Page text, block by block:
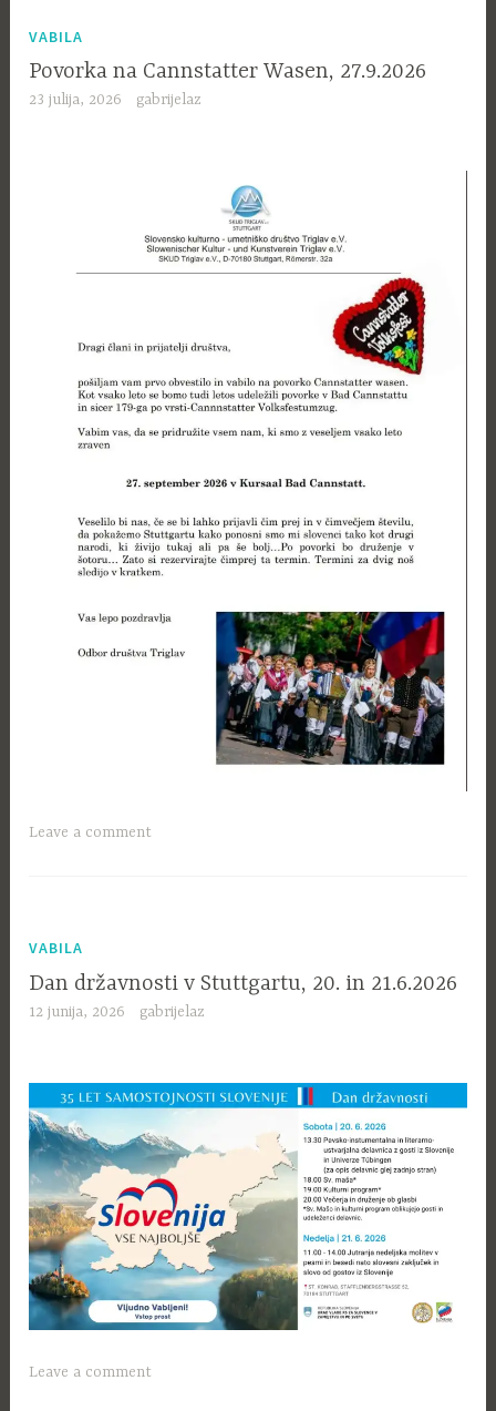
VABILA
Povorka na Cannstatter Wasen, 27.9.2026
23 julija, 2026 gabrijelaz
Leave a comment
VABILA
Dan državnosti v Stuttgartu, 20. in 21.6.2026
12 junija, 2026 gabrijelaz
Leave a comment